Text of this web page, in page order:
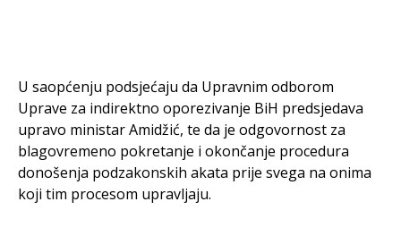
U saopćenju podsjećaju da Upravnim odborom
Uprave za indirektno oporezivanje BiH predsjedava
upravo ministar Amidžić, te da je odgovornost za
blagovremeno pokretanje i okončanje procedura
donošenja podzakonskih akata prije svega na onima
koji tim procesom upravljaju.